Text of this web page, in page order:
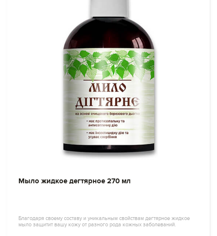
Мыло жидкое дегтярное 270 мл
Благодаря своему составу и уникальным свойствам дегтярное жидкое
мыло защитит вашу кожу от разного рода кожных заболеваний.